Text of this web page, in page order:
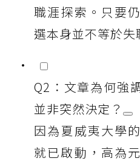
職涯探索。只要
選本身並不等於失
Q2：文章為何強
並非突然決定？
因為夏威夷大學
就已啟動，高為